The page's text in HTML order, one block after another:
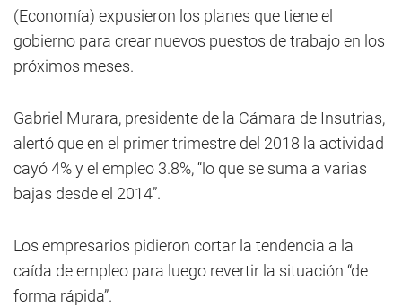
(Economía) expusieron los planes que tiene el
gobierno para crear nuevos puestos de trabajo en los
próximos meses.
Gabriel Murara, presidente de la Cámara de Insutrias,
alertó que en el primer trimestre del 2018 la actividad
cayó 4% y el empleo 3.8%, “lo que se suma a varias
bajas desde el 2014”.
Los empresarios pidieron cortar la tendencia a la
caída de empleo para luego revertir la situación “de
forma rápida”.